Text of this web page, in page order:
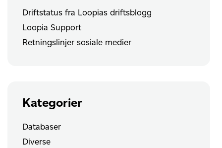
Driftstatus fra Loopias driftsblogg
Loopia Support
Retningslinjer sosiale medier
Kategorier
Databaser
Diverse